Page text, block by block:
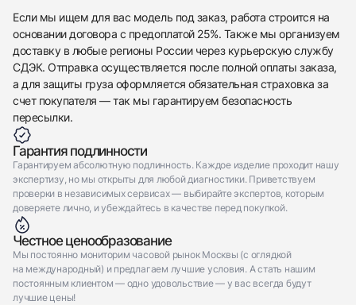
Если мы ищем для вас модель под заказ, работа строится на
основании договора с предоплатой 25%. Также мы организуем
доставку в любые регионы России через курьерскую службу
СДЭК. Отправка осуществляется после полной оплаты заказа,
а для защиты груза оформляется обязательная страховка за
счет покупателя — так мы гарантируем безопасность
пересылки.
Гарантия подлинности
Гарантируем абсолютную подлинность. Каждое изделие проходит нашу
экспертизу, но мы открыты для любой диагностики. Приветствуем
проверки в независимых сервисах — выбирайте экспертов, которым
доверяете лично, и убеждайтесь в качестве перед покупкой.
Честное ценообразование
Мы постоянно мониторим часовой рынок Москвы (с оглядкой
на международный) и предлагаем лучшие условия. А стать нашим
постоянным клиентом — одно удовольствие — у вас всегда будут
лучшие цены!